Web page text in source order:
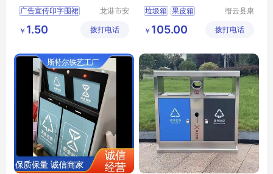
广告宣传印字围裙
印字工作服围裙
活动宣传厨房围裙
龙港市安
品厂（个
￥ 1.50 拨打电话
垃圾箱 果皮箱
不锈钢垃圾箱
缙云县康
备有限公
￥ 105.00 拨打电话